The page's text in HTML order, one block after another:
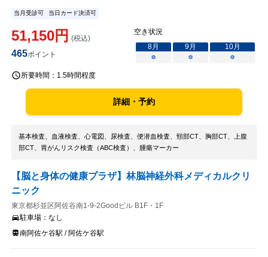
当月受診可 当日カード決済可
51,150円 (税込)
465ポイント
空き状況
8月 9月 10月
○
○ ○
所要時間： 1.5時間程度
詳細・予約
基本検査、血液検査、心電図、尿検査、便潜血検査、頸部CT、胸部CT、上腹
部CT、胃がんリスク検査（ABC検査）、腫瘍マーカー
【脳と身体の健康プラザ】林脳神経外科メディカルクリ
ニック
東京都杉並区阿佐谷南1-9-2Goodビル B1F・1F
駐車場： なし
南阿佐ケ谷駅 / 阿佐ケ谷駅